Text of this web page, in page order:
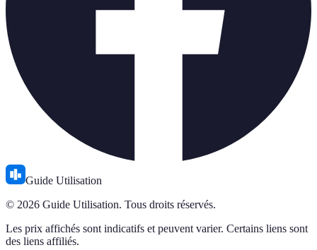
Guide Utilisation
© 2026 Guide Utilisation. Tous droits réservés.
Les prix affichés sont indicatifs et peuvent varier. Certains liens sont
des liens affiliés.